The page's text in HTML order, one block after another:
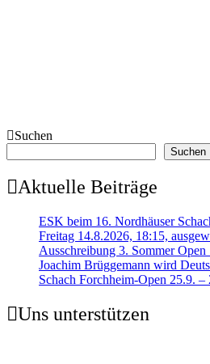
Suchen
Suchen
Aktuelle Beiträge
ESK beim 16. Nordhäuser
Freitag 14.8.2026, 18:15,
Ausschreibung 3. Sommer
Joachim Brüggemann wird
Schach Forchheim-Open 25.9. –
Uns unterstützen